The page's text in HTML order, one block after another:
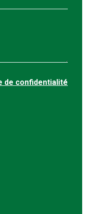
de confidentialité